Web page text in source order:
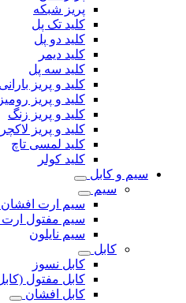
پریز شبکه
کلید تک پل
کلید دو پل
کلید دیمر
کلید سه پل
کلید و پریز بارانی
کلید و پریز
کلید و پریز زنگ
کلید و پریز
کلید لمسی تاچ
کلید کولر
سیم و کابل
سیم
سیم ارت
سیم مفتول
سیم نایلون
کابل
کابل نسوز
کابل مفتول
کابل افشان